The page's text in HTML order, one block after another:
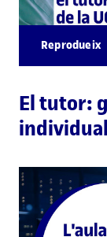
Reprodueix
El tutor: